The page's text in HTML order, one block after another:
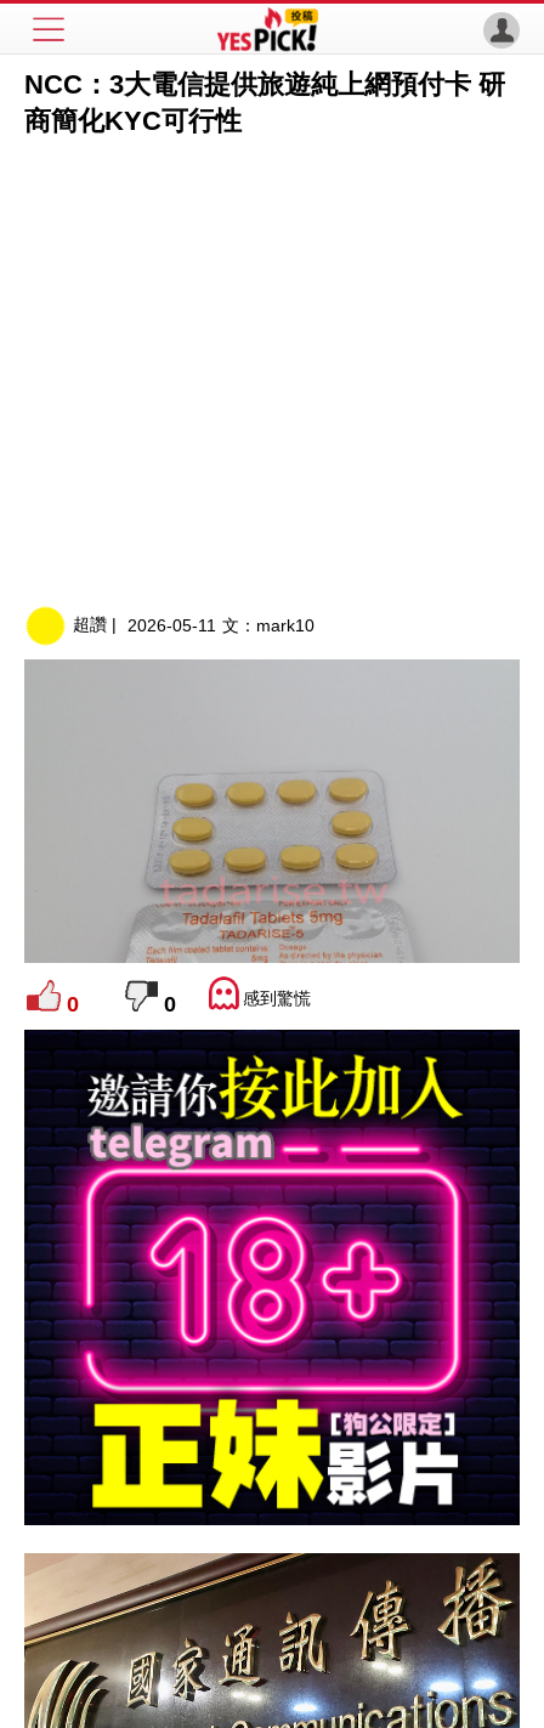
NCC：3大電信提供旅遊純上網預付卡 研
商簡化KYC可行性
超讚 | 2026-05-11 文： mark10
0 0 感到驚慌